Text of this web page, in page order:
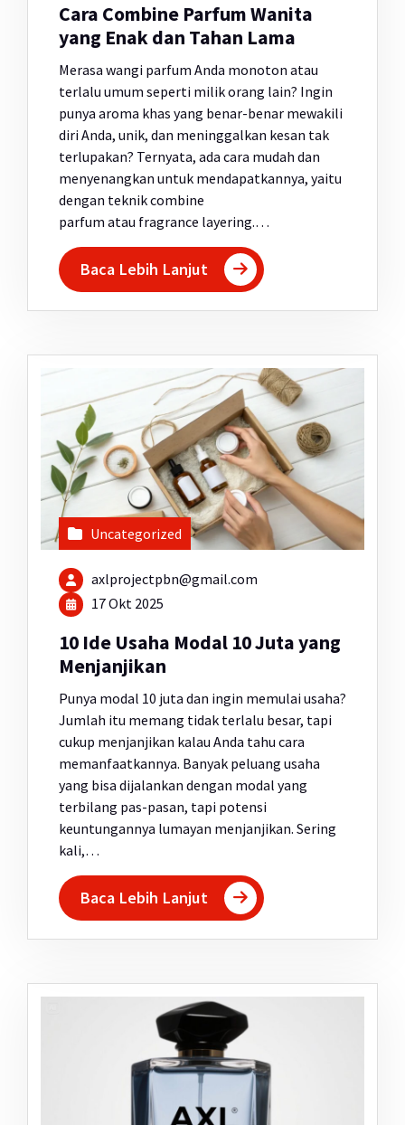
Cara Combine Parfum Wanita
yang Enak dan Tahan Lama
Merasa wangi parfum Anda monoton atau
terlalu umum seperti milik orang lain? Ingin
punya aroma khas yang benar-benar mewakili
diri Anda, unik, dan meninggalkan kesan tak
terlupakan? Ternyata, ada cara mudah dan
menyenangkan untuk mendapatkannya, yaitu
dengan teknik combine
parfum atau fragrance layering.…
Baca Lebih Lanjut
Uncategorized
axlprojectpbn@gmail.com
17 Okt 2025
10 Ide Usaha Modal 10 Juta yang
Menjanjikan
Punya modal 10 juta dan ingin memulai usaha?
Jumlah itu memang tidak terlalu besar, tapi
cukup menjanjikan kalau Anda tahu cara
memanfaatkannya. Banyak peluang usaha
yang bisa dijalankan dengan modal yang
terbilang pas-pasan, tapi potensi
keuntungannya lumayan menjanjikan. Sering
kali,…
Baca Lebih Lanjut